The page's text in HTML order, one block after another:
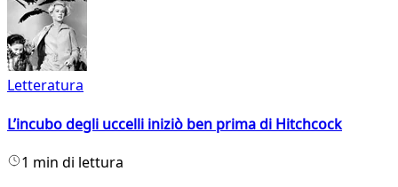
Letteratura
L’incubo degli uccelli iniziò ben prima di Hitchcock
1 min di lettura